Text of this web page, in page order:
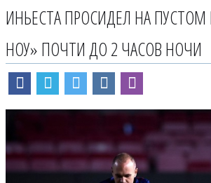
ИНЬЕСТА ПРОСИДЕЛ НА
НОУ» ПОЧТИ ДО 2 ЧАСОВ НОЧИ